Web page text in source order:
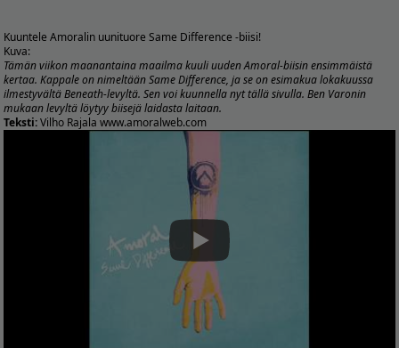
Kuuntele Amoralin uunituore Same Difference -biisi!
Kuva:
Tämän viikon maanantaina maailma kuuli uuden Amoral-biisin ensimmäistä
kertaa. Kappale on nimeltään Same Difference, ja se on esimakua lokakuussa
ilmestyvältä Beneath-levyltä. Sen voi kuunnella nyt tällä sivulla. Ben Varonin
mukaan levyltä löytyy biisejä laidasta laitaan.
Teksti:Vilho Rajala www.amoralweb.com